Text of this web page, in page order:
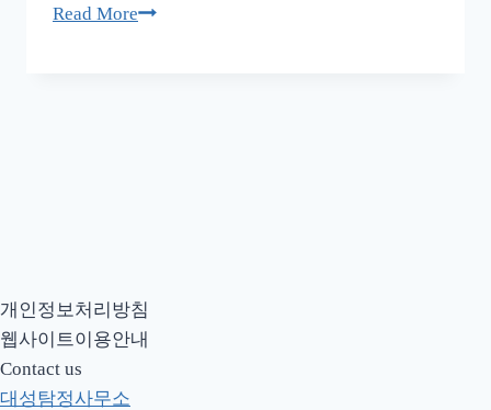
Read MoreHello
개인정보처리방침
웹사이트이용안내
Contact us
대성탐정사무소